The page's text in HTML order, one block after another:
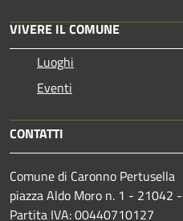
VIVERE IL COMUNE
Luoghi
Eventi
CONTATTI
Comune di Caronno Pertusella
piazza Aldo Moro n. 1 - 21042
Partita IVA: 00440710127